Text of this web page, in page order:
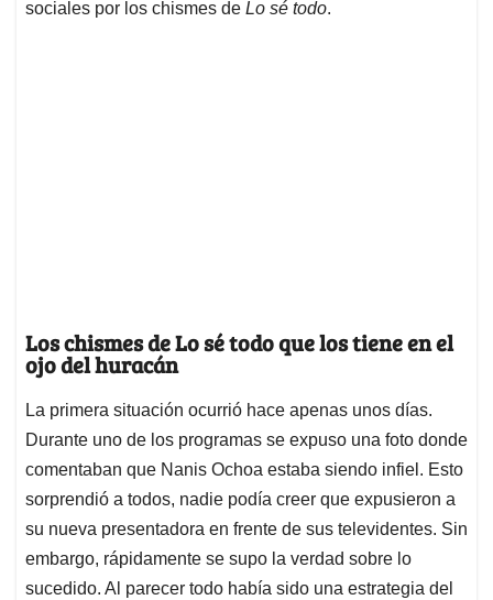
sociales por los chismes de Lo sé todo.
Los chismes de Lo sé todo que los tiene en el
ojo del huracán
La primera situación ocurrió hace apenas unos días.
Durante uno de los programas se expuso una foto donde
comentaban que Nanis Ochoa estaba siendo infiel. Esto
sorprendió a todos, nadie podía creer que expusieron a
su nueva presentadora en frente de sus televidentes. Sin
embargo, rápidamente se supo la verdad sobre lo
sucedido. Al parecer todo había sido una estrategia del